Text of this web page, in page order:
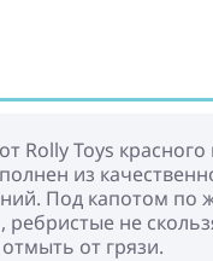
Rolly Toys
из
Под капотом по
ребристые не
от грязи.